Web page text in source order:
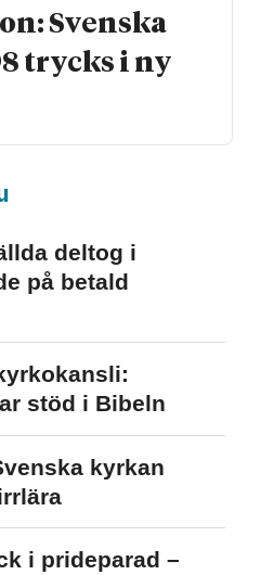
Svenska
trycks i ny
deltog i
på betald
stöd i Bibeln
kyrkan
i prideparad –